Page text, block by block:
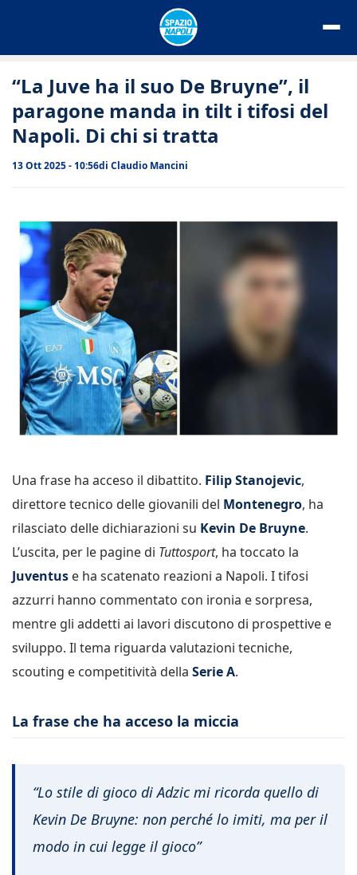
“La Juve ha il suo De Bruyne”, il
paragone manda in tilt i tifosi del
Napoli. Di chi si tratta
13 Ott 2025 - 10:56di Claudio Mancini
Una frase ha acceso il dibattito. Filip Stanojevic,
direttore tecnico delle giovanili del Montenegro, ha
rilasciato delle dichiarazioni su Kevin De Bruyne.
L’uscita, per le pagine di Tuttosport, ha toccato la
Juventus e ha scatenato reazioni a Napoli. I tifosi
azzurri hanno commentato con ironia e sorpresa,
mentre gli addetti ai lavori discutono di prospettive e
sviluppo. Il tema riguarda valutazioni tecniche,
scouting e competitività della Serie A.
La frase che ha acceso la miccia
“Lo stile di gioco di Adzic mi ricorda quello di
Kevin De Bruyne: non perché lo imiti, ma per il
modo in cui legge il gioco”